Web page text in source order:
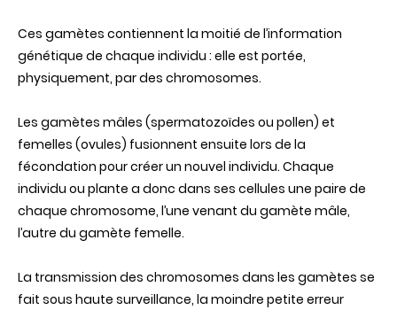
Ces gamètes contiennent la moitié de l’information
génétique de chaque individu : elle est portée,
physiquement, par des chromosomes.
Les gamètes mâles (spermatozoïdes ou pollen) et
femelles (ovules) fusionnent ensuite lors de la
fécondation pour créer un nouvel individu. Chaque
individu ou plante a donc dans ses cellules une paire de
chaque chromosome, l’une venant du gamète mâle,
l’autre du gamète femelle.
La transmission des chromosomes dans les gamètes se
fait sous haute surveillance, la moindre petite erreur